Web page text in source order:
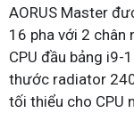
AORUS Master
16 pha với 2 chân
CPU đầu bảng i9-
thước radiator
tối thiểu cho CPU